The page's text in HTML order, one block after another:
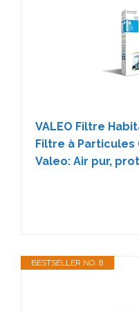
VALEO Filtre
Filtre à Particules
Valeo: Air pur,
BESTSELLER NO. 8